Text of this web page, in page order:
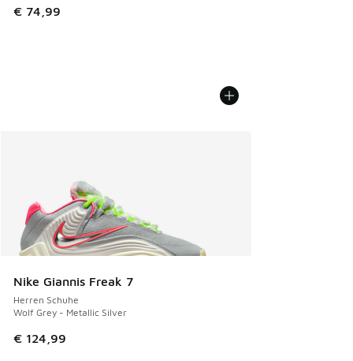
€ 74,99
Nike Giannis Freak 7
Herren Schuhe
Wolf Grey - Metallic Silver
€ 124,99